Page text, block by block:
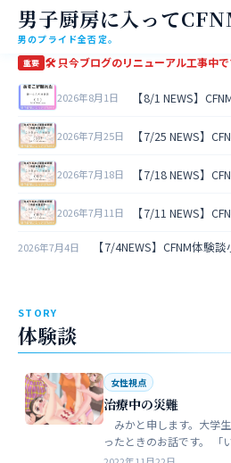
男子厨房に入って
男のプライド全否定。
重要 🛠 只今ブログのリニューアル工事中で
2026年8月1日 【8/1 NEWS】
2026年7月25日 【7/25 NEWS】
2026年7月18日 【7/18 NEWS】
2026年7月11日 【7/11 NEWS】
2026年7月4日 【7/4NEWS】CFNM体験
STORY
体験談
女性視点
治療中の災難
みかと申します。大学
ったときのお話です。 「いたっ」 海水浴場で泳いで
いたら、友人のしいなが